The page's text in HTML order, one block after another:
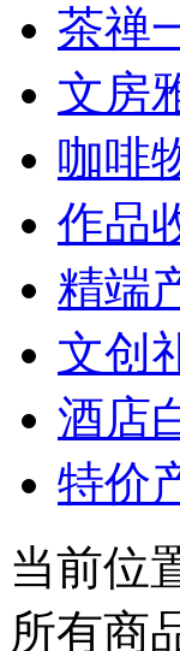
茶禅
文房
咖啡
作品
精端
文创
酒店
特价
当前位
所有商